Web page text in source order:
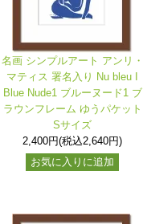
名画 シンプルアート アンリ・
マティス 署名入り Nu bleu I
Blue Nude1 ブルーヌード1 ブ
ラウンフレーム ゆうパケット
Sサイズ
2,400円(税込2,640円)
お気に入りに追加